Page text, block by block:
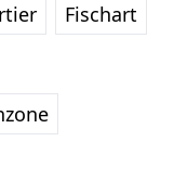
Fischart